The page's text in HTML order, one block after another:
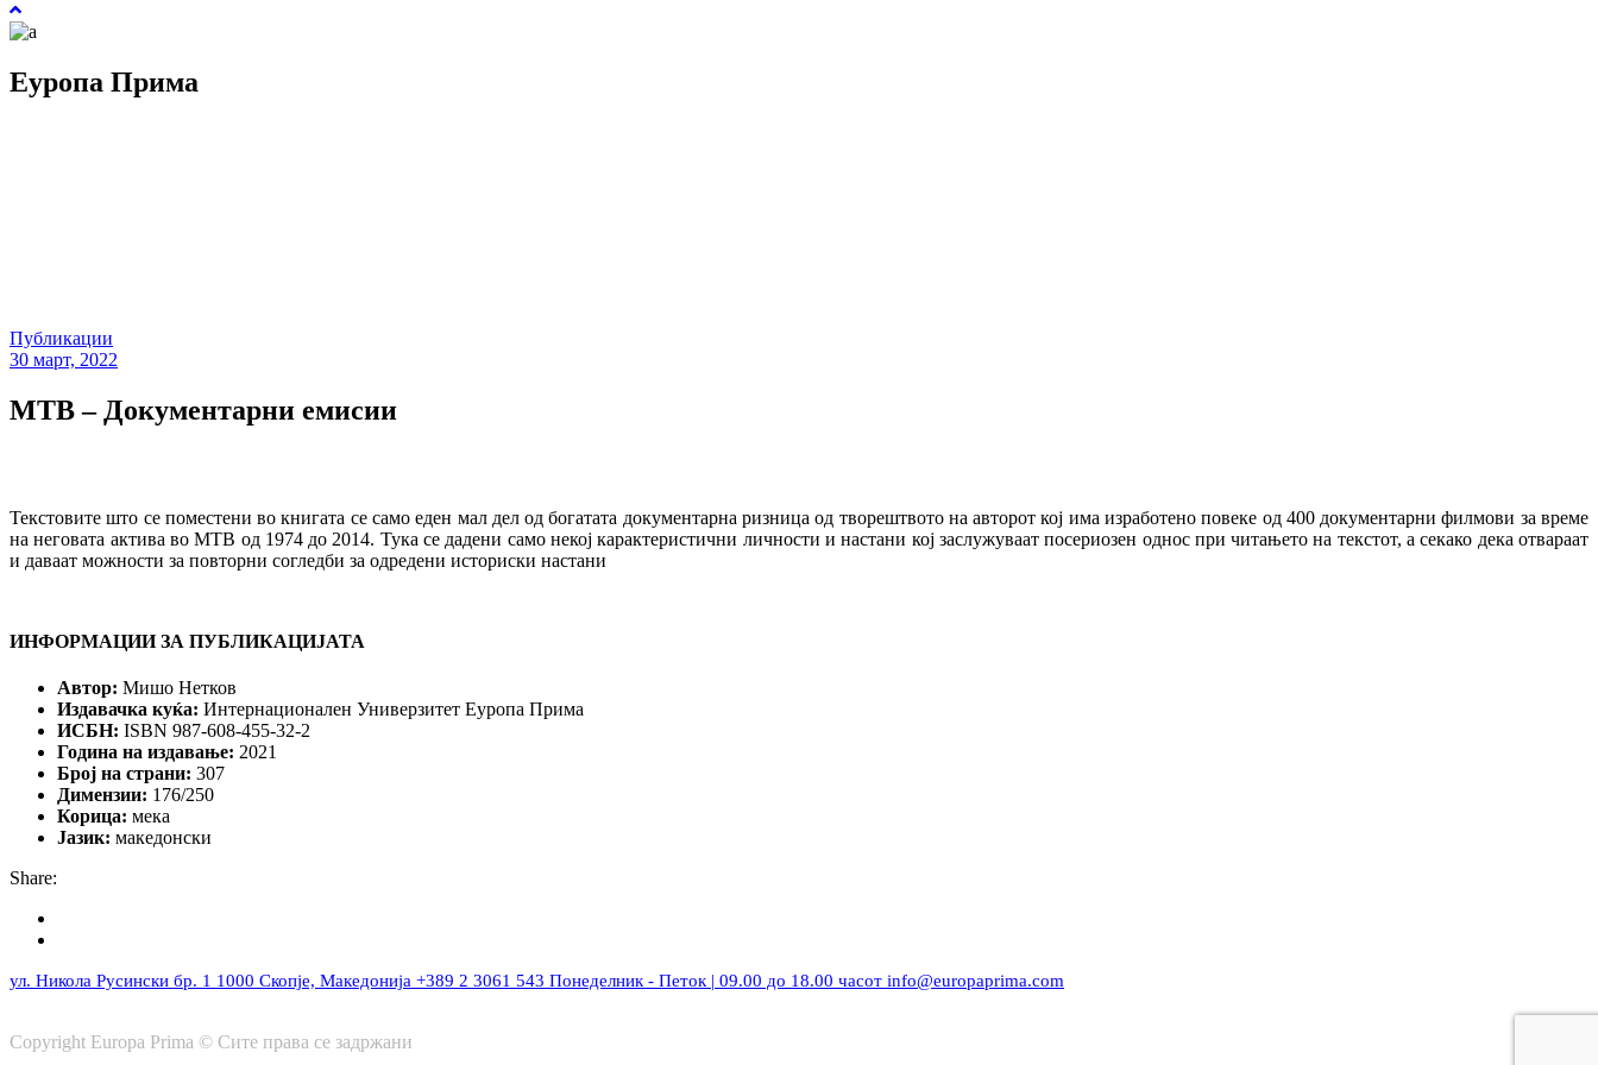
Еуропа Прима
Публикации
30 март, 2022
МТВ – Документарни емисии
Текстовите што се поместени во книгата се само еден мал дел од богатата документарна ризница од творештвото на авторот кој има изработено повеке од 400 документарни филмови за време
на неговата актива во МТВ од 1974 до 2014. Тука се дадени само некој карактеристични личности и настани кој заслужуваат посериозен однос при читањето на текстот, а секако дека отвараат
и даваат можности за повторни согледби за одредени историски настани
ИНФОРМАЦИИ ЗА ПУБЛИКАЦИЈАТА
Автор: Мишо Нетков
Издавачка куќа: Интернационален Универзитет Еуропа Прима
ИСБН: ISBN 987-608-455-32-2
Година на издавање: 2021
Број на страни: 307
Димензии: 176/250
Корица: мека
Јазик: македонски
Share:
ул. Никола Русински бр. 1 1000 Скопје, Македонија +389 2 3061 543 Понеделник - Петок | 09.00 до 18.00 часот info@europaprima.com
Copyright Europa Prima © Сите права се задржани